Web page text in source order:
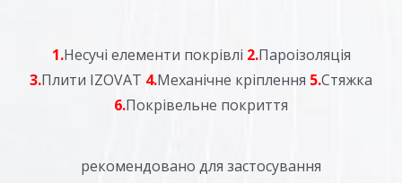
1.Несучі елементи покрівлі 2.Пароізоляція
3.Плити IZOVAT 4.Механічне кріплення 5.Стяжка
6.Покрівельне покриття
рекомендовано для застосування